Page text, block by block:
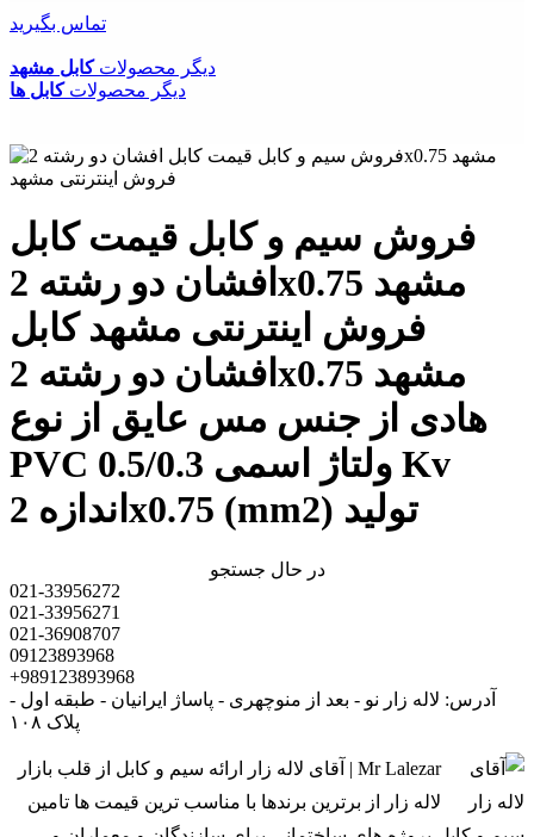
تماس بگیرید
دیگر محصولاتکابل مشهد
دیگر محصولاتکابل ها
فروش سیم و کابل قیمت کابل
افشان دو رشته 2x0.75 مشهد
فروش اینترنتی مشهد کابل
افشان دو رشته 2x0.75 مشهد
هادی از جنس مس عایق از نوع
PVC ولتاژ اسمی 0.5/0.3 Kv
اندازه 2x0.75 (mm2) تولید
در حال جستجو
021-33956272
021-33956271
021-36908707
09123893968
+989123893968
آدرس: لاله زار نو - بعد از منوچهری - پاساژ ایرانیان - طبقه اول -
پلاک ۱۰۸
Mr Lalezar | آقای لاله زار ارائه سیم و کابل از قلب بازار
لاله زار از برترین برندها با مناسب ترین قیمت ها تامین